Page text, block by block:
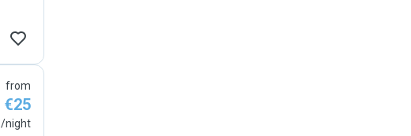
from
€25
/night